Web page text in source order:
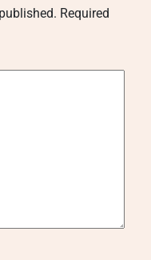
Required